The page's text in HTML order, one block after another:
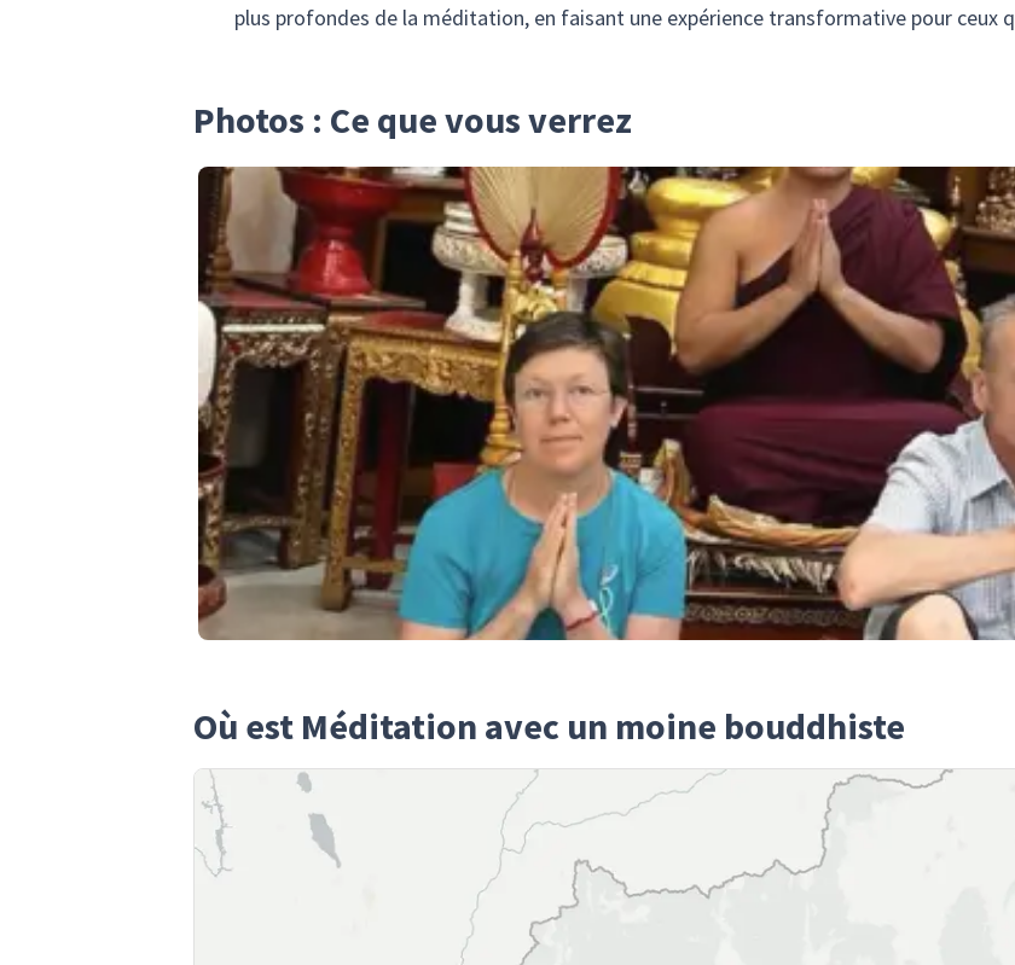
plus profondes de la méditation, en faisant une expérience transformative pour ceux
Photos : Ce que vous verrez
Où est Méditation avec un moine bouddhiste